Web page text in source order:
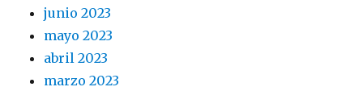
junio 2023
mayo 2023
abril 2023
marzo 2023